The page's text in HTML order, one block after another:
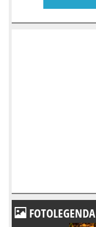
FOTOLEGENDA